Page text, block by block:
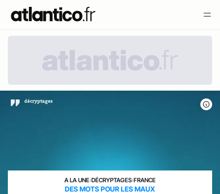
A LA UNE›DÉCRYPTAGES›FRANCE
DES MOTS POUR LES MAUX